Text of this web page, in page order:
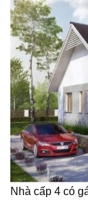
Nhà cấp 4 có